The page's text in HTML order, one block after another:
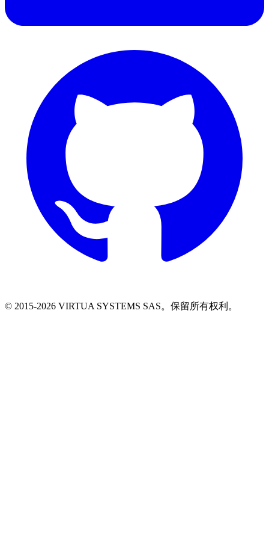
© 2015-2026 VIRTUA SYSTEMS SAS。保留所有权利。